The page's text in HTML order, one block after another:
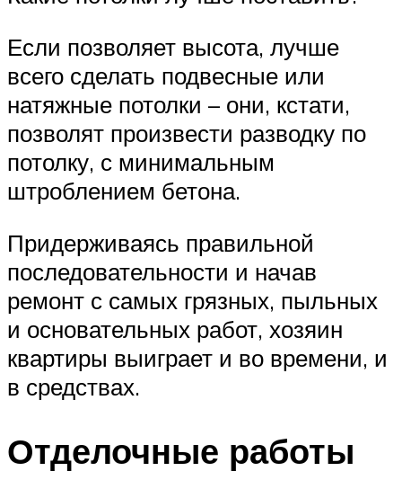
Если позволяет высота, лучше
всего сделать подвесные или
натяжные потолки – они, кстати,
позволят произвести разводку по
потолку, с минимальным
штроблением бетона.
Придерживаясь правильной
последовательности и начав
ремонт с самых грязных, пыльных
и основательных работ, хозяин
квартиры выиграет и во времени, и
в средствах.
Отделочные работы